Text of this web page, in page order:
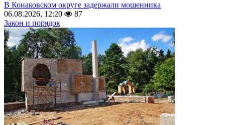
В Конаковском округе задержали мошенника
06.08.2026, 12:20
87
Закон и порядок